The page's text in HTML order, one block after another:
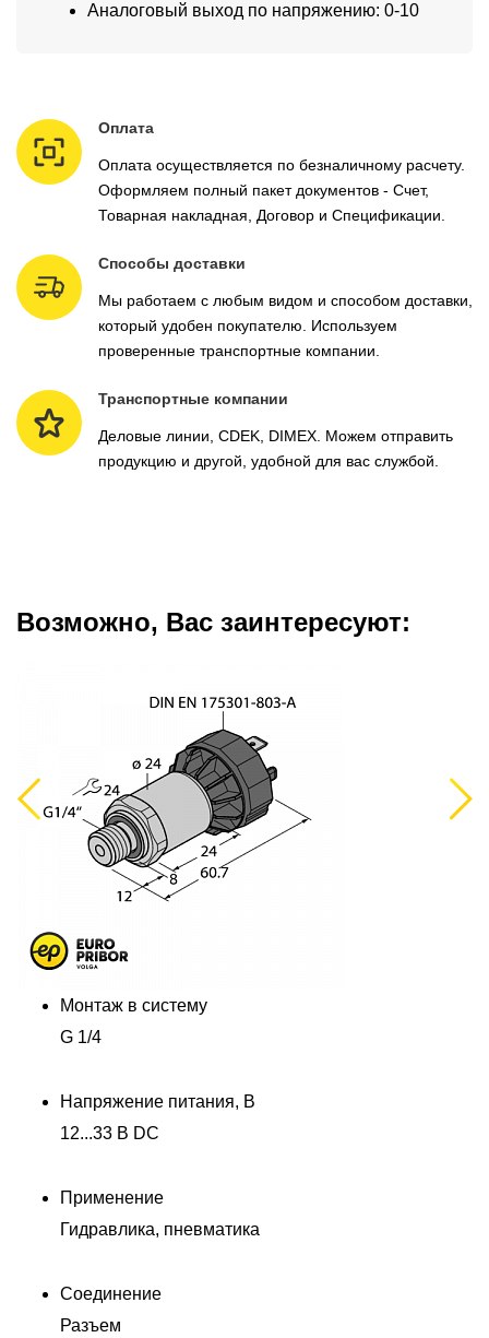
Аналоговый выход по напряжению: 0-10
Оплата
Оплата осуществляется по безналичному расчету.
Оформляем полный пакет документов - Счет,
Товарная накладная, Договор и Спецификации.
Способы доставки
Мы работаем с любым видом и способом доставки,
который удобен покупателю. Используем
проверенные транспортные компании.
Транспортные компании
Деловые линии, CDEK, DIMEX. Можем отправить
продукцию и другой, удобной для вас службой.
Возможно, Вас заинтересуют:
Previous
Монтаж в систему
G 1/4
Напряжение питания, В
12...33 В DC
Применение
Гидравлика, пневматика
Соединение
Разъем
Next